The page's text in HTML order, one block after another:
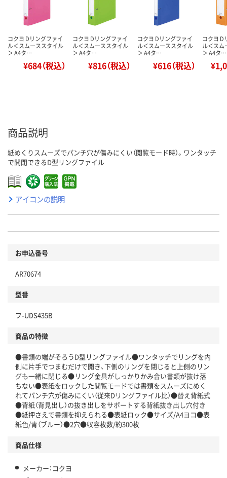
コクヨ Dリングファイ
ル＜スムーススタイル
＞ A4タ…
¥684（税込）
コクヨ Dリングファイ
ル＜スムーススタイル
＞ A4タ…
¥816（税込）
コクヨ Dリングファイ
ル＜スムーススタイル
＞ A4タ…
¥616（税込）
コクヨ D
ル＜スム
＞ A4タ…
商品説明
紙めくりスムーズでパンチ穴が傷みにくい（閲覧モード時）。ワンタッチ
で開閉できるD型リングファイル
アイコンの説明
お申込番号
AR70674
型番
フ-UDS435B
商品の特徴
●書類の端がそろうD型リングファイル●ワンタッチでリングを内
側に片手でつまむだけで開き、下側のリングを閉じると上側のリン
グも一緒に閉じる●リング金具がしっかりかみ合い書類が抜け落
ちない●表紙をロックした閲覧モードでは書類をスムーズにめく
れてパンチ穴が傷みにくい（従来Dリングファイル比）●替え背紙式
●背紙（背見出し）の抜き出しをサポートする背紙抜き出し穴付き
●紙押さえで書類を抑えられる●表紙ロック●サイズ/A4ヨコ●表
紙色/青（ブルー）●2穴●収容枚数/約300枚
商品仕様
メーカー：コクヨ